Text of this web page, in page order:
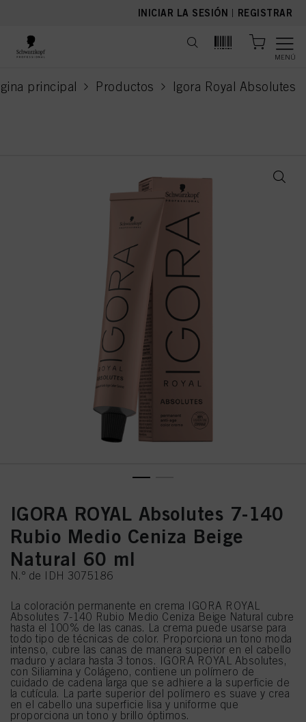
INICIAR LA SESIÓN | REGISTRAR
MENÚ
principal Productos Igora Royal Absolutes
current page
IGORA ROYAL Absolutes 7-140
Rubio Medio Ceniza Beige
Natural 60 ml
N.º de IDH 3075186
La coloración permanente en crema IGORA ROYAL
Absolutes 7-140 Rubio Medio Ceniza Beige Natural cubre
hasta el 100% de las canas. La crema puede usarse para
todo tipo de técnicas de color. Proporciona un tono moda
intenso, cubre las canas de manera superior en el cabello
maduro y aclara hasta 3 tonos. IGORA ROYAL Absolutes,
con Siliamina y Colágeno, contiene un polímero de
cuidado de cadena larga que se adhiere a la superficie de
la cutícula. La parte superior del polímero es suave y crea
en el cabello una superficie lisa y uniforme que
proporciona un tono y brillo óptimos.